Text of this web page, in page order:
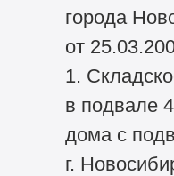
города
от
1.
в подвале
дома с
г.